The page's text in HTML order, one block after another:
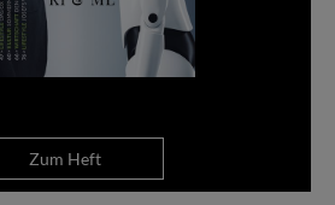
Zum Heft